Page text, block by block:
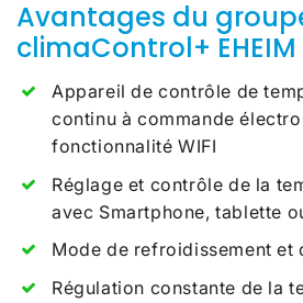
Avantages du
climaControl+ EHEIM
Appareil de contrôle de
continu à commande
fonctionnalité WIFI
Réglage et contrôle de la
avec Smartphone, tablette
Mode de refroidissement et
Régulation constante de la